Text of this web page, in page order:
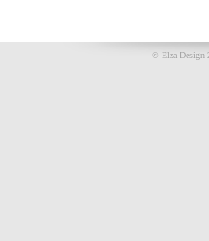
© Elza Design